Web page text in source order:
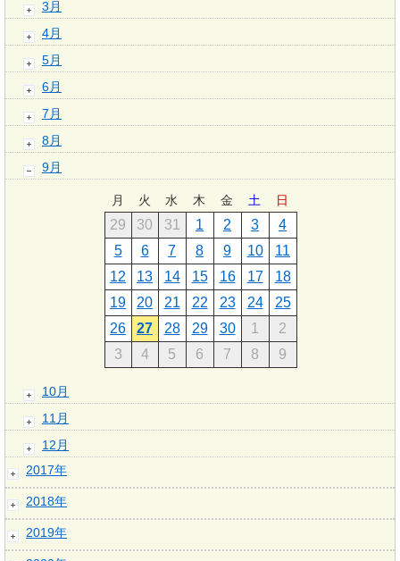
3月
4月
5月
6月
7月
8月
9月
月 火 水 木 金 土 日
29 30 31 1 2 3
4
5
6 7 8 9 10
11
12
13 14 15 16 17
18
19
20 21 22 23 24
25
26
27 28 29 30 1
2
3
4 5 6 7 8 9
10月
11月
12月
2017年
2018年
2019年